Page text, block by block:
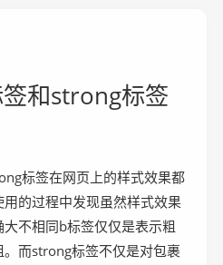
和strong标签
标签在网页上的样式效果都
的过程中发现虽然样式效果
不相同b标签仅仅是表示粗
而strong标签不仅是对包裹